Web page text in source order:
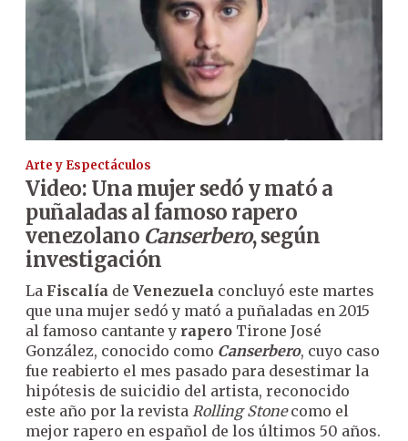
Arte y Espectáculos
Video: Una mujer sedó y mató a
puñaladas al famoso rapero
venezolano Canserbero, según
investigación
La Fiscalía de Venezuela concluyó este martes
que una mujer sedó y mató a puñaladas en 2015
al famoso cantante y rapero Tirone José
González, conocido como Canserbero, cuyo caso
fue reabierto el mes pasado para desestimar la
hipótesis de suicidio del artista, reconocido
este año por la revista Rolling Stonecomo el
mejor rapero en español de los últimos 50 años.